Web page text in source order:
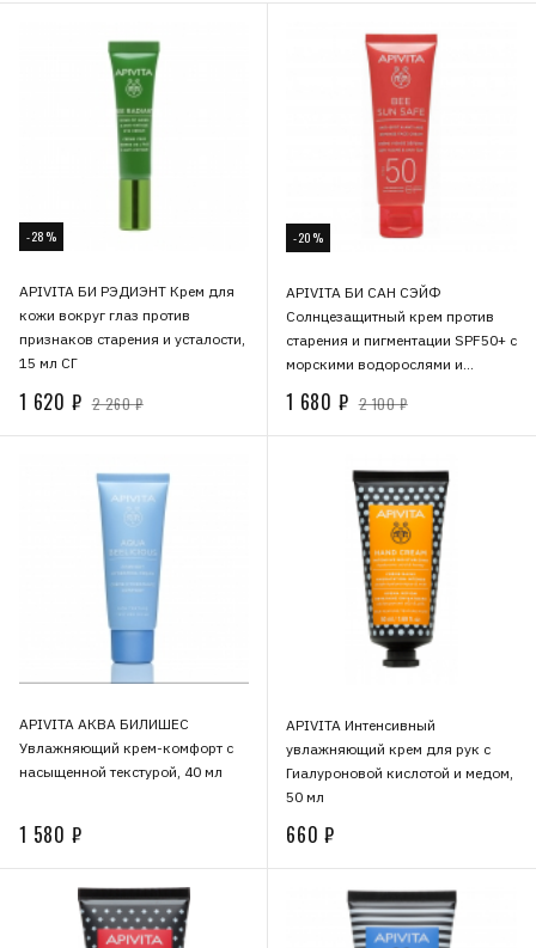
-28%
APIVITA БИ РЭДИЭНТ Крем для
кожи вокруг глаз против
признаков старения и усталости,
15 мл СГ
1 620 ₽ 2 260 ₽
-20%
APIVITA БИ САН СЭЙФ
Солнцезащитный крем против
старения и пигментации SPF50+ с
морскими водорослями и
1 680 ₽ 2 100 ₽
APIVITA АКВА БИЛИШЕС
Увлажняющий крем-комфорт с
насыщенной текстурой, 40 мл
1 580 ₽
APIVITA Интенсивный
увлажняющий крем для рук с
Гиалуроновой кислотой и медом,
50 мл
660 ₽